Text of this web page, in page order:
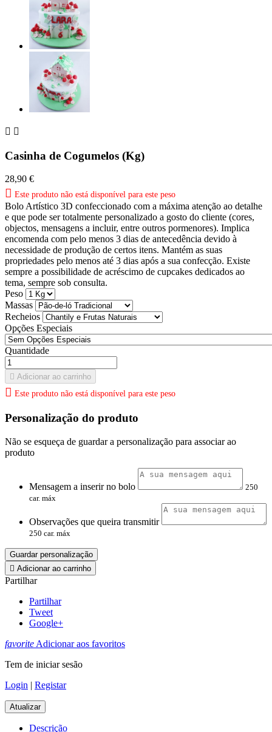
 
Casinha de Cogumelos (Kg)
28,90 €
 Este produto não está disponível para este peso
Bolo Artístico 3D confeccionado com a máxima atenção ao detalhe
e que pode ser totalmente personalizado a gosto do cliente (cores,
objectos, mensagens a incluir, entre outros pormenores). Implica
encomenda com pelo menos 3 dias de antecedência devido à
necessidade de produção de certos itens. Mantém as suas
propriedades pelo menos até 3 dias após a sua confecção. Existe
sempre a possibilidade de acréscimo de cupcakes dedicados ao
tema, sempre sob consulta.
Peso
Massas
Recheios
Opções Especiais
Quantidade
 Adicionar ao carrinho
 Este produto não está disponível para este peso
Personalização do produto
Não se esqueça de guardar a personalização para associar ao
produto
Mensagem a inserir no bolo
250
car. máx
Observações que queira transmitir
250 car. máx
Guardar personalização
 Adicionar ao carrinho
Partilhar
Partilhar
Tweet
Google+
favorite Adicionar aos favoritos
Tem de iniciar sesão
Login | Registar
Descrição